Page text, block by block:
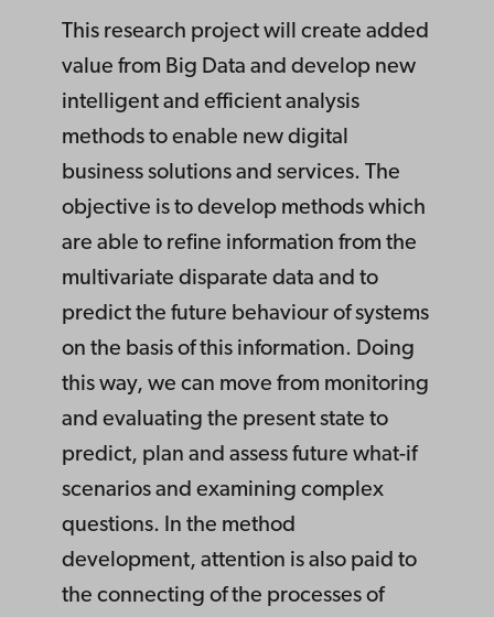
This research project will create added
value from Big Data and develop new
intelligent and efficient analysis
methods to enable new digital
business solutions and services. The
objective is to develop methods which
are able to refine information from the
multivariate disparate data and to
predict the future behaviour of systems
on the basis of this information. Doing
this way, we can move from monitoring
and evaluating the present state to
predict, plan and assess future what-if
scenarios and examining complex
questions. In the method
development, attention is also paid to
the connecting of the processes of